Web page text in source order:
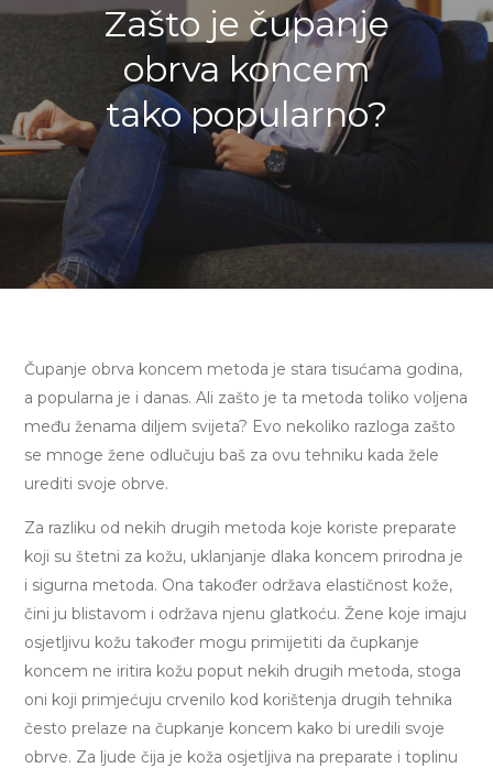
Zašto je čupanje
obrva koncem
tako popularno?
Čupanje obrva koncem metoda je stara tisućama godina,
a popularna je i danas. Ali zašto je ta metoda toliko voljena
među ženama diljem svijeta? Evo nekoliko razloga zašto
se mnoge žene odlučuju baš za ovu tehniku kada žele
urediti svoje obrve.
Za razliku od nekih drugih metoda koje koriste preparate
koji su štetni za kožu, uklanjanje dlaka koncem prirodna je
i sigurna metoda. Ona također održava elastičnost kože,
čini ju blistavom i održava njenu glatkoću. Žene koje imaju
osjetljivu kožu također mogu primijetiti da čupkanje
koncem ne iritira kožu poput nekih drugih metoda, stoga
oni koji primjećuju crvenilo kod korištenja drugih tehnika
često prelaze na čupkanje koncem kako bi uredili svoje
obrve. Za ljude čija je koža osjetljiva na preparate i toplinu